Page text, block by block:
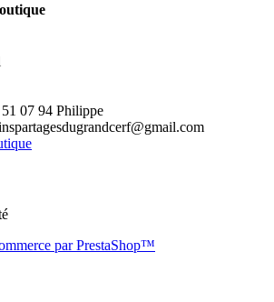
07 94 Philippe
par PrestaShop™